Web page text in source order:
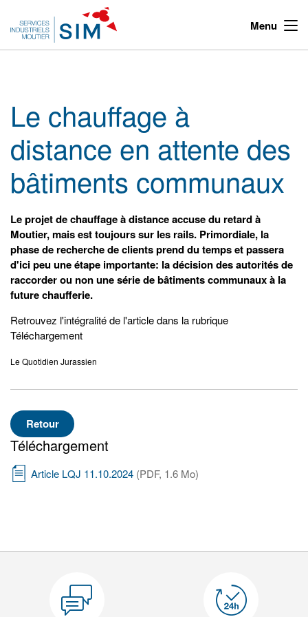
Menu
Le chauffage à
distance en attente des
bâtiments communaux
Le projet de chauffage à distance accuse du retard à
Moutier, mais est toujours sur les rails. Primordiale, la
phase de recherche de clients prend du temps et passera
d'ici peu une étape importante: la décision des autorités de
raccorder ou non une série de bâtiments communaux à la
future chaufferie.
Retrouvez l'intégralité de l'article dans la rubrique
Téléchargement
Le Quotidien Jurassien
Retour
Téléchargement
Article LQJ 11.10.2024 (PDF, 1.6 Mo)